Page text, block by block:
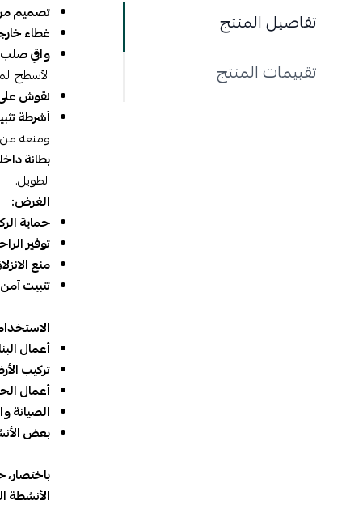
تفاصيل المنتج
تقييمات المنتج
تصميم
غطاء
واقي
الأسطح
نقوش على
أشرطة
ومنعه من
بطانة
الطويل.
الغرض:
حماية
توفير
منع
تثبيت
أعمال
تركيب
أعمال
الصيانة
بعض
الأنشطة